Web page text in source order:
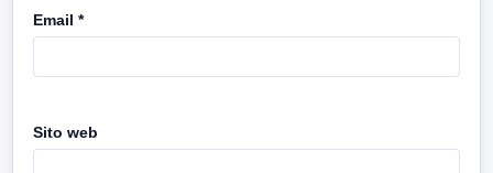
Email *
Sito web